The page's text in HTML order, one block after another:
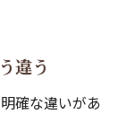
違う
確な違いがあ